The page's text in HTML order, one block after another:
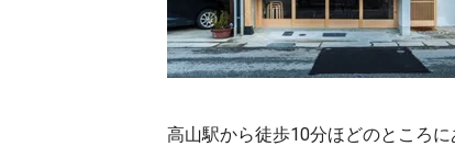
高山駅から徒歩10分ほどのところ